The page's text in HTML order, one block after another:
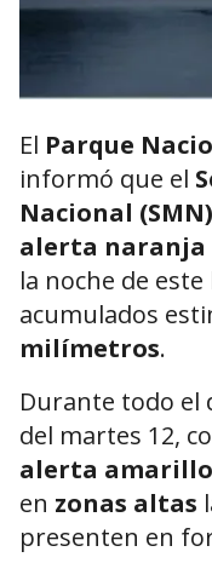
El Parque
informó que el
Nacional (SMN)
alerta naranja
la noche de este
acumulados
milímetros.
Durante todo el
del martes 12,
alerta amarillo
en zonas altas
presenten en